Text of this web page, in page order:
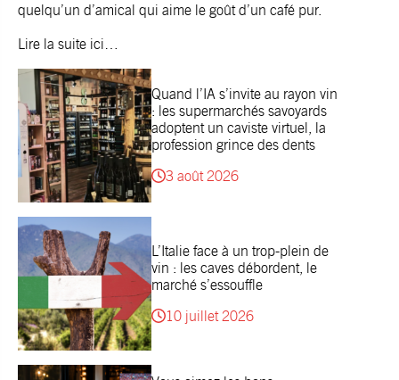
quelqu’un d’amical qui aime le goût d’un café pur.
Lire la suite ici
Quand l’IA s’invite au rayon vin
: les supermarchés savoyards
adoptent un caviste virtuel, la
profession grince des dents
3 août 2026
L’Italie face à un trop-plein de
vin : les caves débordent, le
marché s’essouffle
10 juillet 2026